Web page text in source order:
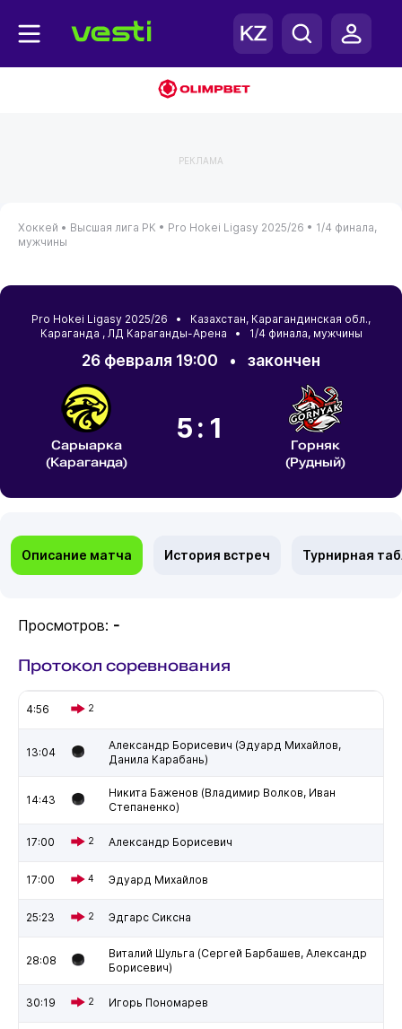
РЕКЛАМА
Хоккей • Высшая лига РК • Pro Hokei Ligasy 2025/26 • 1/4 финала,
мужчины
Pro Hokei Ligasy 2025/26 • Казахстан, Карагандинская обл.,
Караганда , ЛД Караганды-Арена • 1/4 финала, мужчины
26 февраля 19:00 • закончен
Сарыарка
(Караганда)
5:1
Горняк
(Рудный)
Описание матча История встреч Турнирная
Просмотров: -
Протокол соревнования
4:56 2
13:04
Александр Борисевич (Эдуард Михайлов,
Данила Карабань)
14:43
Никита Баженов (Владимир Волков, Иван
Степаненко)
17:00 2 Александр Борисевич
17:00 4 Эдуард Михайлов
25:23 2 Эдгарс Сиксна
28:08
Виталий Шульга (Сергей Барбашев, Александр
Борисевич)
30:19 2 Игорь Пономарев